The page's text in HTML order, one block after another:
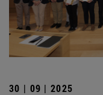
30 | 09 | 2025